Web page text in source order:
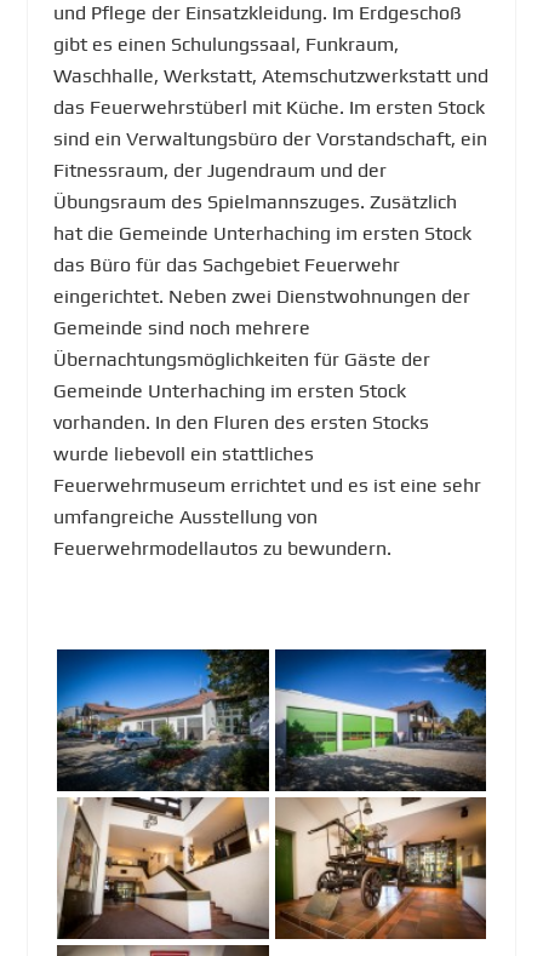
und Pflege der Einsatzkleidung. Im Erdgeschoß
gibt es einen Schulungssaal, Funkraum,
Waschhalle, Werkstatt, Atemschutzwerkstatt und
das Feuerwehrstüberl mit Küche. Im ersten Stock
sind ein Verwaltungsbüro der Vorstandschaft, ein
Fitnessraum, der Jugendraum und der
Übungsraum des Spielmannszuges. Zusätzlich
hat die Gemeinde Unterhaching im ersten Stock
das Büro für das Sachgebiet Feuerwehr
eingerichtet. Neben zwei Dienstwohnungen der
Gemeinde sind noch mehrere
Übernachtungsmöglichkeiten für Gäste der
Gemeinde Unterhaching im ersten Stock
vorhanden. In den Fluren des ersten Stocks
wurde liebevoll ein stattliches
Feuerwehrmuseum errichtet und es ist eine sehr
umfangreiche Ausstellung von
Feuerwehrmodellautos zu bewundern.